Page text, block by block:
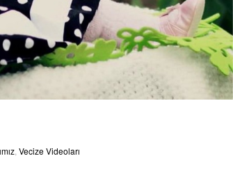
Vecize Videoları